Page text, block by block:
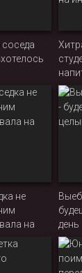
на
не
на
день